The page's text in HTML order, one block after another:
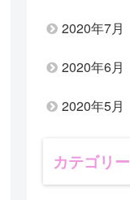
2020年7月
2020年6月
2020年5月
カテゴリー